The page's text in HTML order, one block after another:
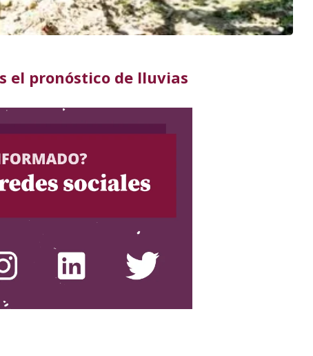
el pronóstico de lluvias